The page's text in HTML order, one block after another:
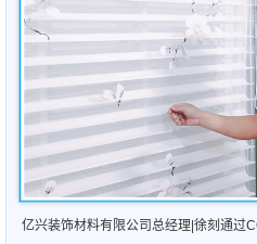
亿兴装饰材料有限公司总经理|徐刻通过